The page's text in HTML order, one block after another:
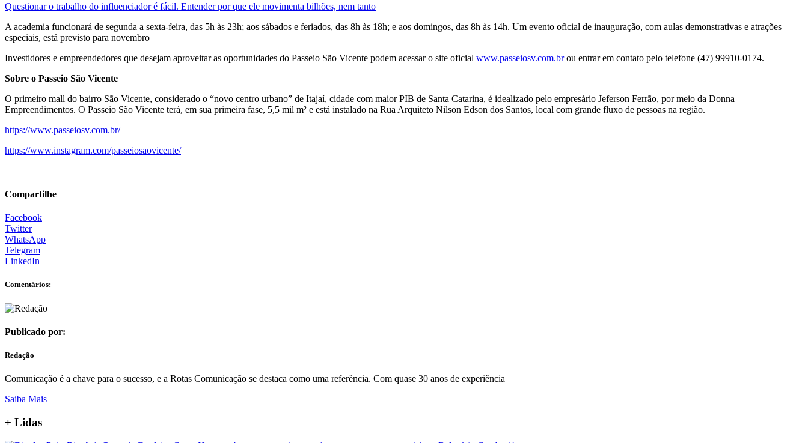
Questionar o trabalho do influenciador é fácil. Entender por que ele movimenta bilhões, nem tanto
A academia funcionará de segunda a sexta-feira, das 5h às 23h; aos sábados e feriados, das 8h às 18h; e aos domingos, das 8h às 14h. Um evento oficial de inauguração, com aulas demonstrativas e atrações
especiais, está previsto para novembro
Investidores e empreendedores que desejam aproveitar as oportunidades do Passeio São Vicente podem acessar o site oficial www.passeiosv.com.brou entrar em contato pelo telefone (47) 99910-0174.
Sobre o Passeio São Vicente
O primeiro mall do bairro São Vicente, considerado o “novo centro urbano” de Itajaí, cidade com maior PIB de Santa Catarina, é idealizado pelo empresário Jeferson Ferrão, por meio da Donna
Empreendimentos. O Passeio São Vicente terá, em sua primeira fase, 5,5 mil m² e está instalado na Rua Arquiteto Nilson Edson dos Santos, local com grande fluxo de pessoas na região.
https://www.passeiosv.com.br/
https://www.instagram.com/passeiosaovicente/
Compartilhe
Facebook
Twitter
WhatsApp
Telegram
LinkedIn
Comentários:
Publicado por:
Redação
Comunicação é a chave para o sucesso, e a Rotas Comunicação se destaca como uma referência. Com quase 30 anos de experiência
Saiba Mais
+ Lidas